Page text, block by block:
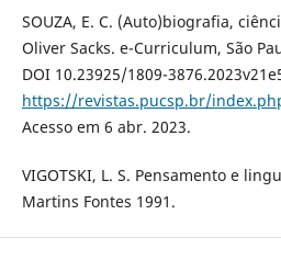
SOUZA, E. C. (Auto)biografia,
Oliver Sacks. e-Curriculum, São
DOI 10.23925/1809-
https://revistas.pucsp.br/
Acesso em 6 abr. 2023.
VIGOTSKI, L. S. Pensamento e
Martins Fontes 1991.